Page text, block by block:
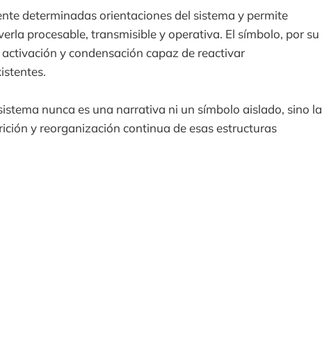
determinadas orientaciones del sistema y permite
procesable, transmisible y operativa. El símbolo, por su
y condensación capaz de reactivar
nunca es una narrativa ni un símbolo aislado, sino la
y reorganización continua de esas estructuras